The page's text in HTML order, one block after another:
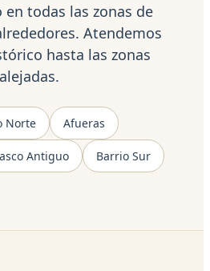
todas las zonas de
Atendemos
hasta las zonas
Norte Afueras
Antiguo Barrio Sur